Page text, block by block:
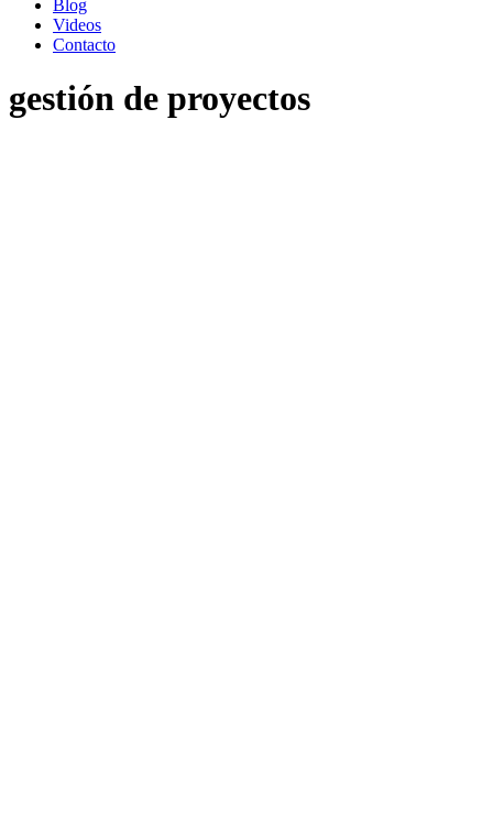
Blog
Videos
Contacto
gestión de proyectos